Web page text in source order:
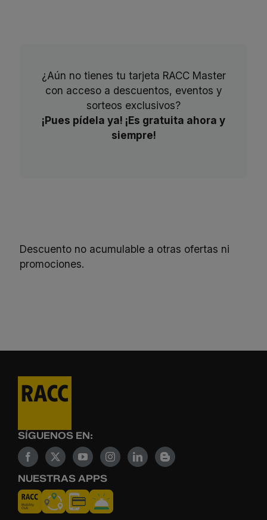
¿Aún no tienes tu tarjeta RACC Master
con acceso a descuentos, eventos y
sorteos exclusivos?
¡Pues pídela ya! ¡Es gratuita ahora y
siempre!
Descuento no acumulable a otras ofertas ni
promociones.
SÍGUENOS EN:
NUESTRAS APPS